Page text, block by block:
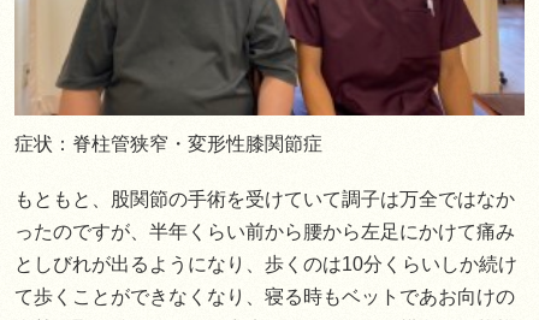
症状：脊柱管狭窄・変形性膝関節症
もともと、股関節の手術を受けていて調子は万全ではなか
ったのですが、半年くらい前から腰から左足にかけて痛み
としびれが出るようになり、歩くのは10分くらいしか続け
て歩くことができなくなり、寝る時もベットであお向けの